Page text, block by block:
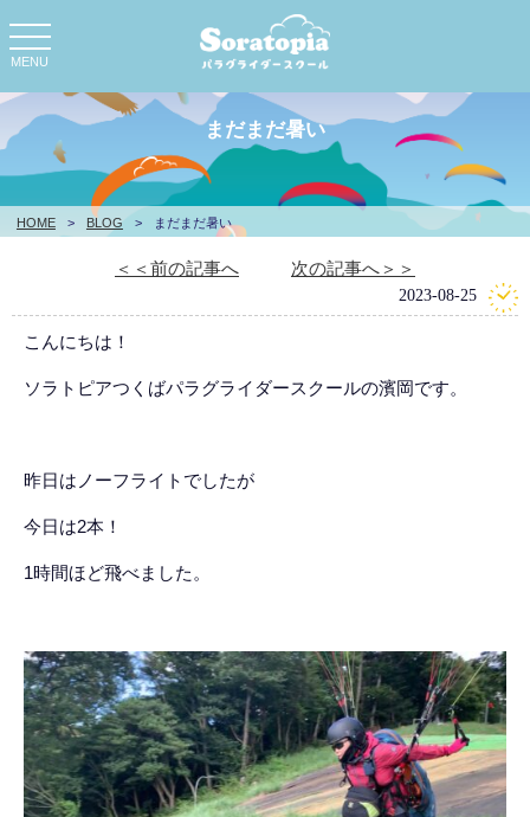
toggle
navigation
MENU
HOME > BLOG > まだまだ暑い
まだまだ暑い
＜＜前の記事へ 次の記事へ＞＞
2023-08-25
こんにちは！
ソラトピアつくばパラグライダースクールの濱岡です。
昨日はノーフライトでしたが
今日は2本！
1時間ほど飛べました。